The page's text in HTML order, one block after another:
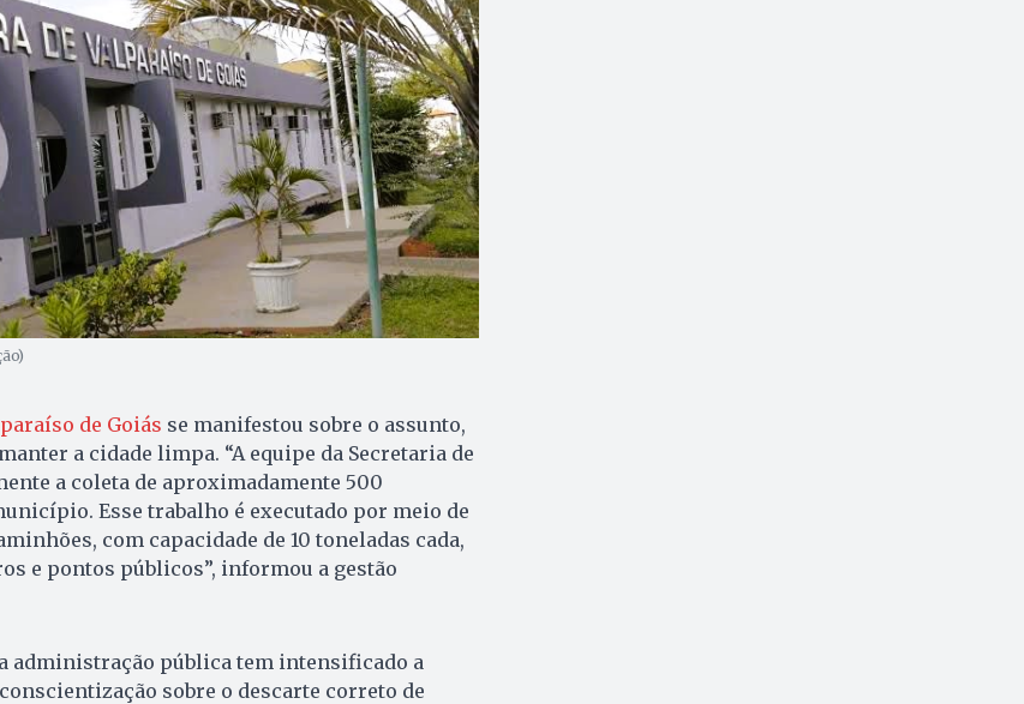
de Goiás se manifestou sobre o assunto,
a cidade limpa. “A equipe da Secretaria de
a coleta de aproximadamente 500
Esse trabalho é executado por meio de
com capacidade de 10 toneladas cada,
e pontos públicos”, informou a gestão
administração pública tem intensificado a
sobre o descarte correto de